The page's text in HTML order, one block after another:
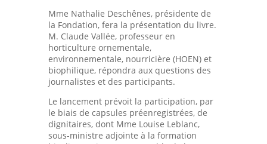
Mme Nathalie Deschênes, présidente de
la Fondation, fera la présentation du livre.
M. Claude Vallée, professeur en
horticulture ornementale,
environnementale, nourricière (HOEN) et
biophilique, répondra aux questions des
journalistes et des participants.
Le lancement prévoit la participation, par
le biais de capsules préenregistrées, de
dignitaires, dont Mme Louise Leblanc,
sous-ministre adjointe à la formation